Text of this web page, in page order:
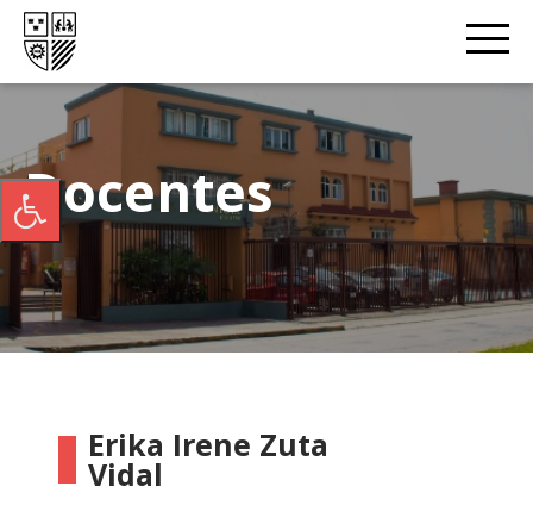
Docentes
Erika Irene Zuta
Vidal